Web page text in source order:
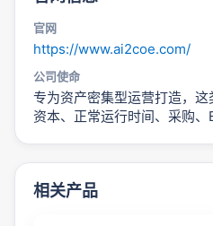
官网
https://www.ai2coe.com/
公司使命
专为资产密集型运营打造，
资本、正常运行时间、采购、
相关产品